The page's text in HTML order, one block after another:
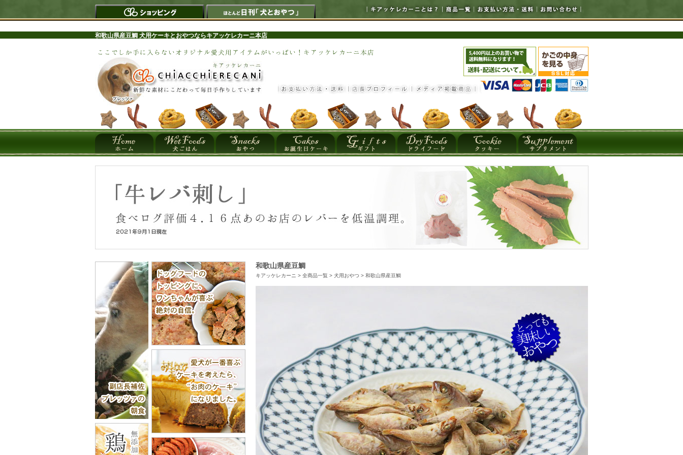
和歌山県産豆鯛 犬用ケーキとおやつならキアッケレカーニ本店
和歌山県産豆鯛
キアッケレカーニ > 全商品一覧 > 犬用おやつ > 和歌山県産豆鯛